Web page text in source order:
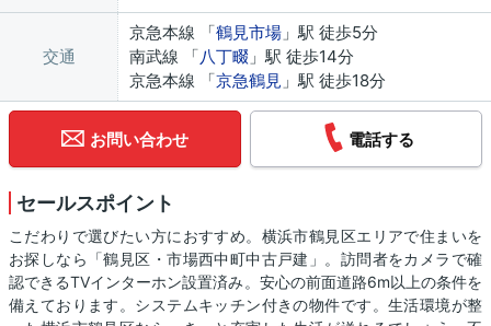
交通
京急本線 「鶴見市場 」駅 徒歩5分
南武線 「八丁畷 」駅 徒歩14分
京急本線 「京急鶴見 」駅 徒歩18分
お問い合わせ 電話する
セールスポイント
こだわりで選びたい方におすすめ。横浜市鶴見区エリアで住まいを
お探しなら「鶴見区・市場西中町中古戸建」。訪問者をカメラで確
認できるTVインターホン設置済み。安心の前面道路6m以上の条件を
備えております。システムキッチン付きの物件です。生活環境が整